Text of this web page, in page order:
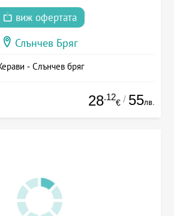
виж офертата
Слънчев Бряг
- Слънчев бряг
28.12
€ / 55лв.